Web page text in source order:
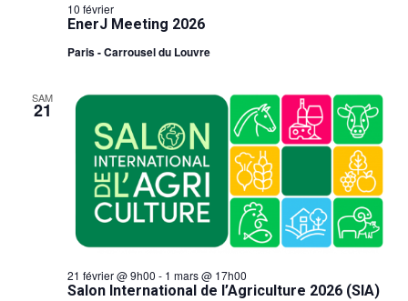
EnerJ Meeting 2026
10 février
Paris - Carrousel du Louvre
SAM
21
Salon International de l’Agriculture 2026 (SIA)
21 février @ 9h00 - 1 mars @ 17h00